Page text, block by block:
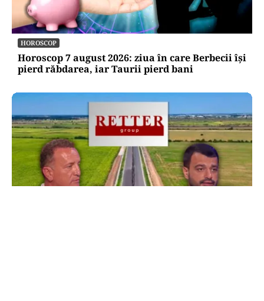
HOROSCOP
Horoscop 7 august 2026: ziua în care Berbecii își
pierd răbdarea, iar Taurii pierd bani